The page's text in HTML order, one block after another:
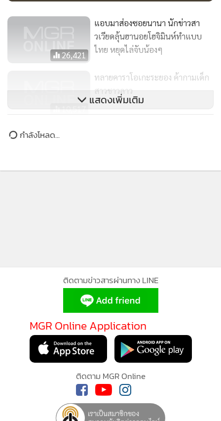
26,421
แอบมาส่องซอยนานา นักข่าวสา
วเวียดลุ้นฮานอยโฮจิมินห์ทำแบบ
ไทย หยุดไล่จับน้องๆ
10,517
ทลายคาราโอเกะระยอง ค้ากามเด็ก
สาวชาวลาว
แสดงเพิ่มเติม
กำลังโหลด...
ติดตามข่าวสารผ่านทาง LINE
MGR Online Application
ติดตาม MGR Online